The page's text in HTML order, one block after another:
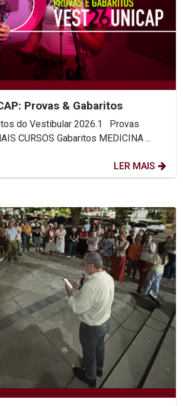
Provas & Gabaritos
do Vestibular 2026.1 Provas
MEDICINA DEMAIS CURSOS Gabaritos MEDICINA ...
LER MAIS